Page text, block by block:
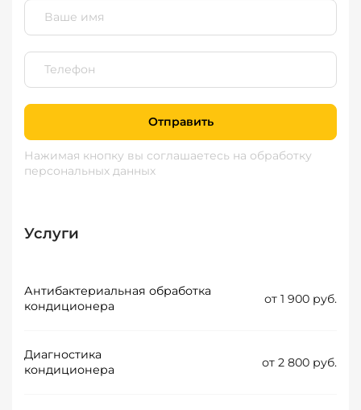
Отправить
Нажимая кнопку вы соглашаетесь на обработку
персональных данных
Услуги
Антибактериальная обработка
кондиционера
от 1 900 руб.
Диагностика
кондиционера
от 2 800 руб.